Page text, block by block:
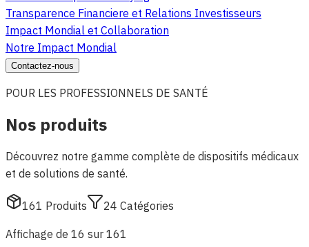
Transparence Financiere et Relations Investisseurs
Impact Mondial et Collaboration
Notre Impact Mondial
Contactez-nous
POUR LES PROFESSIONNELS DE SANTÉ
Nos produits
Découvrez notre gamme complète de dispositifs médicaux
et de solutions de santé.
161 Produits 24 Catégories
Affichage de 16 sur 161